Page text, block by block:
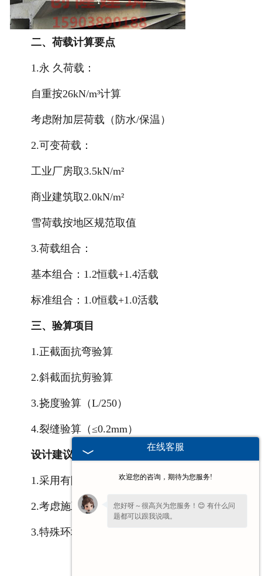
二、荷载计算要点
1.永 久荷载：
自重按26kN/m³计算
考虑附加层荷载（防水/保温）
2.可变荷载：
工业厂房取3.5kN/m²
商业建筑取2.0kN/m²
雪荷载按地区规范取值
3.荷载组合：
基本组合：1.2恒载+1.4活载
标准组合：1.0恒载+1.0活载
三、验算项目
1.正截面抗弯验算
2.斜截面抗剪验算
3.挠度验算（L/250）
4.裂缝验算（≤0.2mm）
设计建议：
1.采用有限元软件辅助计算
2.考虑施工阶段临时支撑设置
3.特殊环境需增加耐久性设计
在线客服
欢迎您的咨询，期待为您服务!
您好呀～很高兴为您服务！😊 有什么问
题都可以跟我说哦。